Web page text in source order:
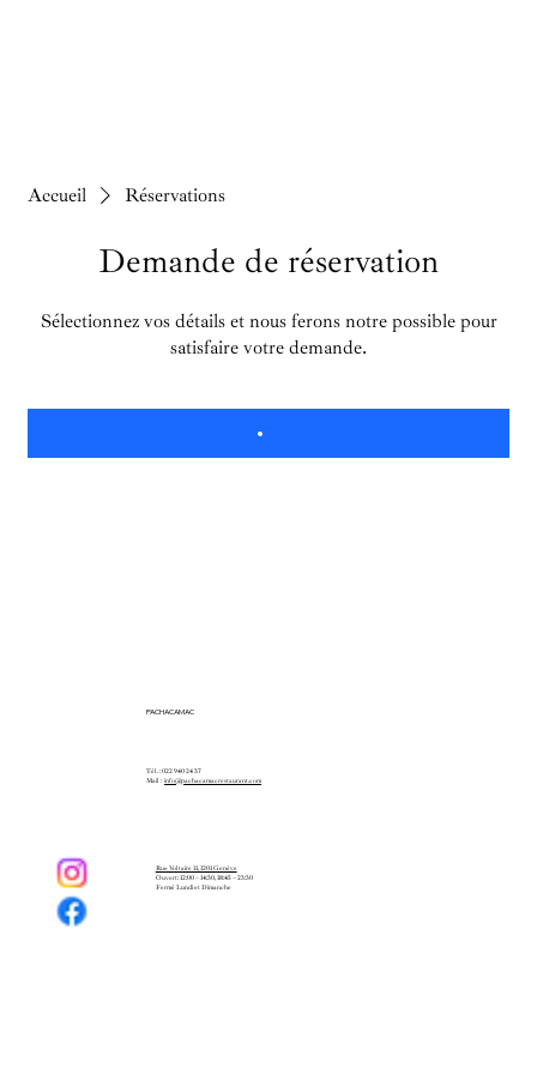
Accueil Réservations
Demande de réservation
Sélectionnez vos détails et nous ferons notre possible pour
satisfaire votre demande.
PACHACAMAC
Tél. : 022 940 24 37
Mail :info@pachacamacrestaurant.com
Rue Voltaire 11, 1201 Genève
Ouvert: 12:00 – 14:30, 18:45 – 23:30
Fermé Lundi et Dimanche